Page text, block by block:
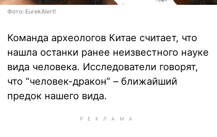
Фото: EurekAlert!
Команда археологов Китае считает, что
нашла останки ранее неизвестного науке
вида человека. Исследователи говорят,
что “человек-дракон” – ближайший
предок нашего вида.